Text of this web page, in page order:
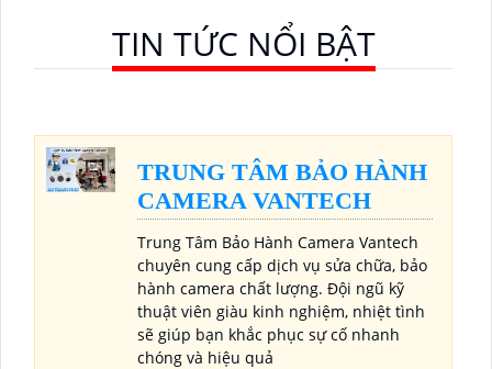
theo dõi chuyển động trả nghiệm tốt. Sản phẩm không
dây, tiện lợi trong lắp đặt và sử dụng
TIN TỨC NỔI BẬT
TRUNG TÂM BẢO HÀNH
CAMERA VANTECH
Trung Tâm Bảo Hành Camera Vantech
chuyên cung cấp dịch vụ sửa chữa, bảo
hành camera chất lượng. Đội ngũ kỹ
thuật viên giàu kinh nghiệm, nhiệt tình
sẽ giúp bạn khắc phục sự cố nhanh
chóng và hiệu quả